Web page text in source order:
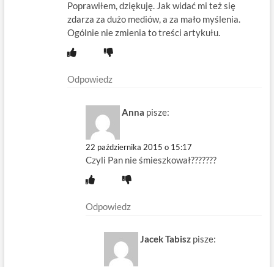
Poprawiłem, dziękuję. Jak widać mi też się
zdarza za dużo mediów, a za mało myślenia.
Ogólnie nie zmienia to treści artykułu.
Odpowiedz
Anna pisze:
22 października 2015 o 15:17
Czyli Pan nie śmieszkował???????
Odpowiedz
Jacek Tabisz pisze: